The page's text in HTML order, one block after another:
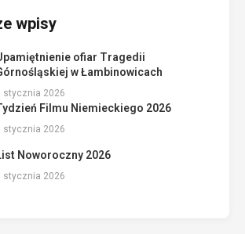
wpisy
ofiar Tragedii
w Łambinowicach
stycznia 2026
Filmu Niemieckiego 2026
stycznia 2026
Noworoczny 2026
stycznia 2026